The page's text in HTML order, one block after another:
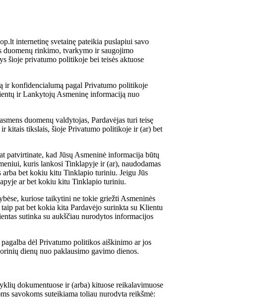
internetinę svetainę pateikia puslapiui savo
duomenų rinkimo, tvarkymo ir saugojimo
šioje privatumo politikoje bei teisės aktuose
ir konfidencialumą pagal Privatumo politikoje
ir Lankytojų Asmeninę informaciją nuo
duomenų valdytojas, Pardavėjas turi teisę
kitais tikslais, šioje Privatumo politikoje ir (ar) bet
patvirtinate, kad Jūsų Asmeninė informacija būtų
kuris lankosi Tinklapyje ir (ar), naudodamas
bet kokiu kitu Tinklapio turiniu. Jeigu Jūs
ar bet kokiu kitu Tinklapio turiniu.
kuriose taikytini ne tokie griežti Asmeninės
pat bet kokia kita Pardavėjo surinkta su Klientu
sutinka su aukščiau nurodytos informacijos
dėl Privatumo politikos aiškinimo ar jos
dienų nuo paklausimo gavimo dienos.
dokumentuose ir (arba) kituose reikalavimuose
sąvokoms suteikiama toliau nurodyta reikšmė: